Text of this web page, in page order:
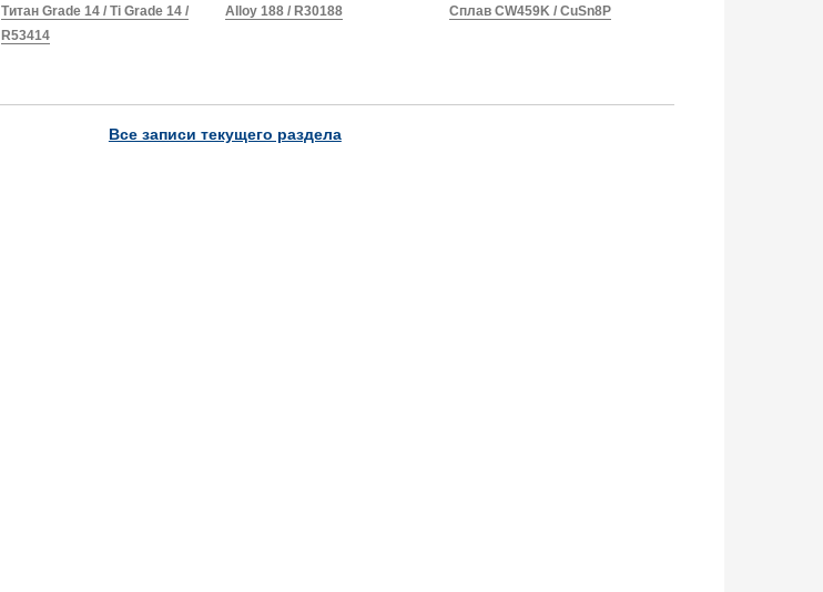
Титан Grade 14 / Ti Grade 14 /
R53414
Alloy 188 / R30188 Сплав CW459K / CuSn8P
Все записи текущего раздела